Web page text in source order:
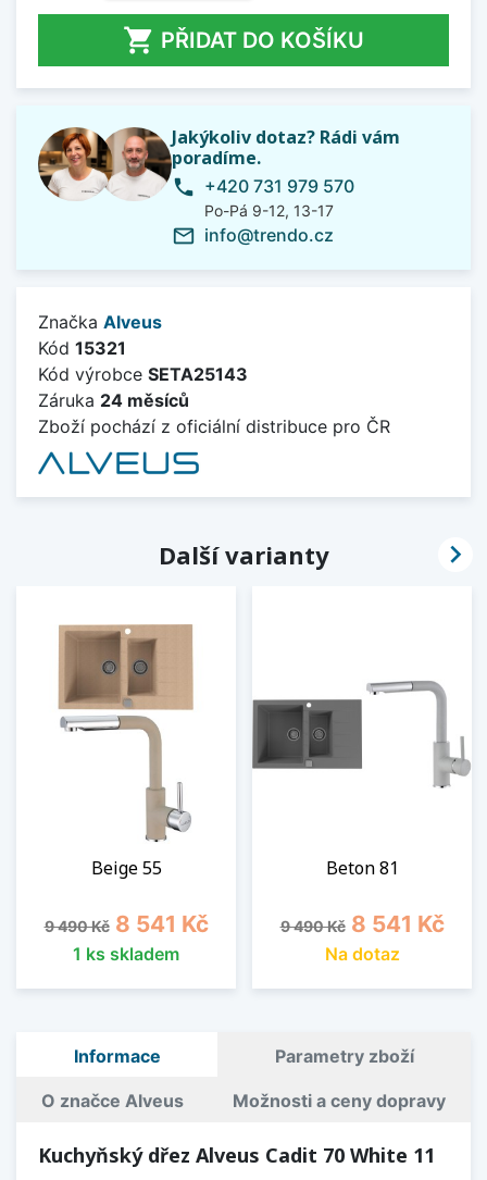
 PŘIDAT DO KOŠÍKU
Jakýkoliv dotaz? Rádi vám
poradíme.
phone +420 731 979 570
Po-Pá 9-12, 13-17
mail_outline info@trendo.cz
Značka Alveus
Kód 15321
Kód výrobce SETA25143
Záruka 24 měsíců
Zboží pochází z oficiální distribuce pro ČR
Další varianty
Beige 55
Běžná cena
9 490 Kč Cena
8 541 Kč
1 ks skladem
Beton 81
Běžná cena
9 490 Kč Cena
8 541 Kč
Na dotaz

Informace Parametry zboží
O značce Alveus Možnosti a ceny dopravy
Kuchyňský dřez Alveus Cadit 70 White 11